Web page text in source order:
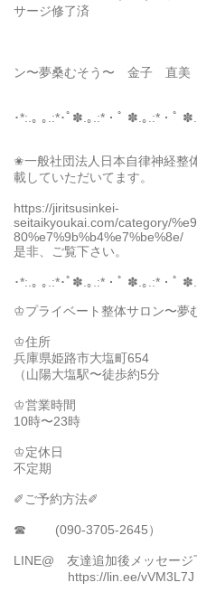
サージ修了済
プライベ
ン〜夢桑むそう〜 金子 直美
･*:.｡ ｡.:*･ﾟ✽.｡.:*・ﾟ ✽.｡.:*・ﾟ
✬一般社団法人日本自律神経整
載していただいてます。
https://jiritsusinkei-
seitaikyoukai.com/category/
80%e7%9b%b4%e7%be%8e/
是非、ご覧下さい。
･*:.｡ ｡.:*･ﾟ✽.｡.:*・ﾟ ✽.｡.:*・ﾟ
♔プライベート整体サロン〜夢
♔住所
兵庫県姫路市大塩町654
（山陽大塩駅〜徒歩約5分
♔営業時間
10時〜23時
♔定休日
不定期
✐ご予約方法✐
☎ (090-3705-2645）
LINE@ 友達追加後メッセージ
https://lin.ee/vVM3L7J